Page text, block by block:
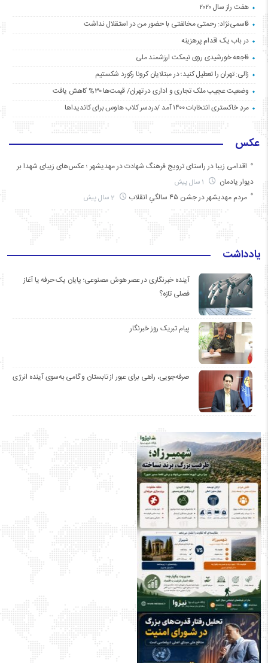
هفت راز سال ۲۰۲۰
قاسمی‌نژاد: رحمتی مخالفتی با حضور من در استقلال نداشت
در باب یک اقدام پرهزینه
فاجعه خورشیدی روی نیمکت ارزشمند ملی
زالی: تهران را تعطیل کنید؛ در مبتلایان کرونا رکورد شکستیم
وضعیت عجیب ملک تجاری و اداری در تهران/ قیمت‌ها ۳۰% کاهش یافت
مردِ خاکستری انتخابات ۱۴۰۰ آمد /دردسر کلاب هاوس برای کاندیداها
عکس
اقدامی زیبا در راستای ترویج فرهنگ شهادت در مهدیشهر ؛ عکس‌های زیبای شهدا بر
دیوار یادمان
مردم مهدیشهر در جشن ۴۵ سالگیِ انقلاب
یادداشت
آینده خبرنگاری در عصر هوش مصنوعی؛ پایان یک حرفه یا آغاز
فصلی تازه؟
پیام تبریک روز خبرنگار
صرفه‌جویی، راهی برای عبور از تابستان و گامی به‌سوی آینده انرژی